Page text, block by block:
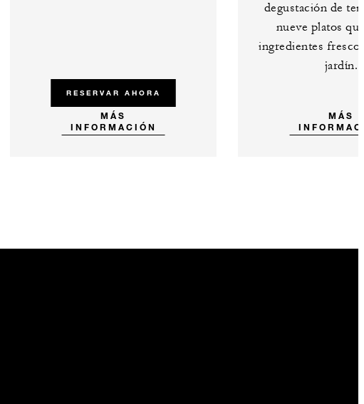
RESERVAR AHORA
MÁS
INFORMACIÓN
degustación de
nueve platos
ingredientes
jardín.
MÁS